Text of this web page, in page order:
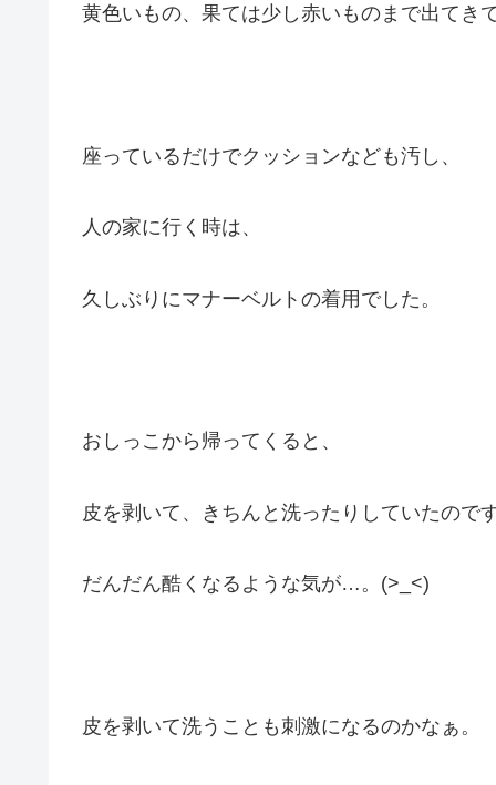
黄色いもの、果ては少し赤いものまで出てき
座っているだけでクッションなども汚し、
人の家に行く時は、
久しぶりにマナーベルトの着用でした。
おしっこから帰ってくると、
皮を剥いて、きちんと洗ったりしていたのです
だんだん酷くなるような気が…。(>_<)
皮を剥いて洗うことも刺激になるのかなぁ。